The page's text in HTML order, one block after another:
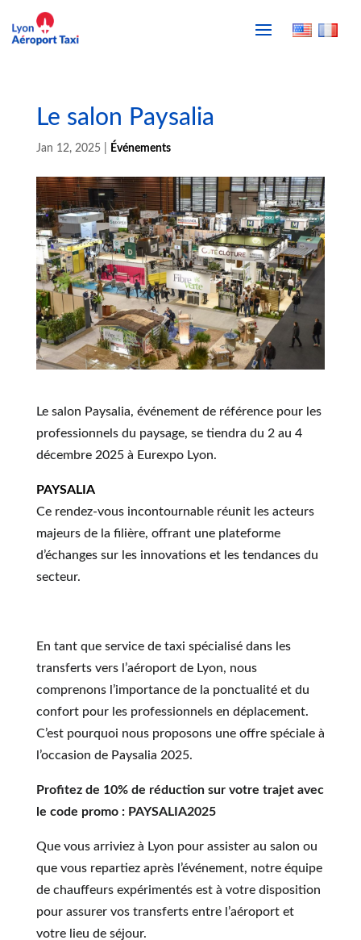
Le salon Paysalia
Jan 12, 2025| Événements
Le salon Paysalia, événement de référence pour les
professionnels du paysage, se tiendra du 2 au 4
décembre 2025 à Eurexpo Lyon.
PAYSALIA
Ce rendez-vous incontournable réunit les acteurs
majeurs de la filière, offrant une plateforme
d’échanges sur les innovations et les tendances du
secteur.
En tant que service de taxi spécialisé dans les
transferts vers l’aéroport de Lyon, nous
comprenons l’importance de la ponctualité et du
confort pour les professionnels en déplacement.
C’est pourquoi nous proposons une offre spéciale à
l’occasion de Paysalia 2025.
Profitez de 10% de réduction sur votre trajet avec
le code promo : PAYSALIA2025
Que vous arriviez à Lyon pour assister au salon ou
que vous repartiez après l’événement, notre équipe
de chauffeurs expérimentés est à votre disposition
pour assurer vos transferts entre l’aéroport et
votre lieu de séjour.